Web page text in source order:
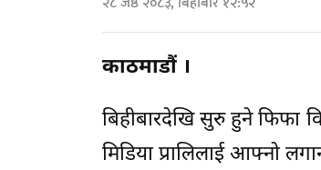
काठमाडौं ।
बिहीबारदेखि सुरु हुने फिफा
मिडिया प्रालिलाई आफ्नो